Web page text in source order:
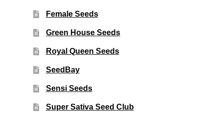
Female Seeds
Green House Seeds
Royal Queen Seeds
SeedBay
Sensi Seeds
Super Sativa Seed Club